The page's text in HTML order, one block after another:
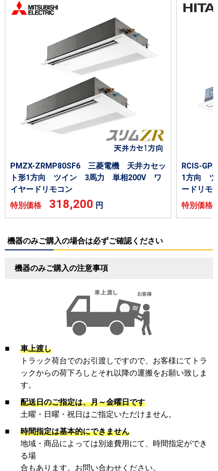
PMZX-ZRMP80SF6 三菱電機 天井カセッ
ト形1方向 ツイン 3馬力 単相200V ワ
イヤードリモコン
特別価格 318,200 円
RCIS-
1方向
ードリモ
特別価
機器のみご購入の場合は必ずご確認ください
機器のみご購入の注意事項
■
車上渡し
トラック荷台でのお引渡しですので、お客様にてトラ
ックからの荷下ろしとそれ以降の運搬をお願い致しま
す。
■
配送日のご指定は、月～金曜日です
土曜・日曜・祝日はご指定いただけません。
■
時間指定は基本的にできません
地域・商品によっては別途費用にて、時間指定ができ
る場
合もあります。お問い合わせください。